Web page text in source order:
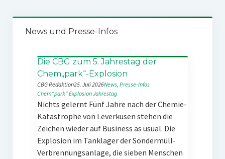
News und Presse-Infos
Die CBG zum 5. Jahrestag der
Chem„park“-Explosion
CBG Redaktion25. Juli 2026News, Presse-Infos
Chem“park“ExplosionJahrestag
Nichts gelernt Fünf Jahre nach der Chemie-
Katastrophe von Leverkusen stehen die
Zeichen wieder auf Business as usual. Die
Explosion im Tanklager der Sondermüll-
Verbrennungsanlage, die sieben Menschen